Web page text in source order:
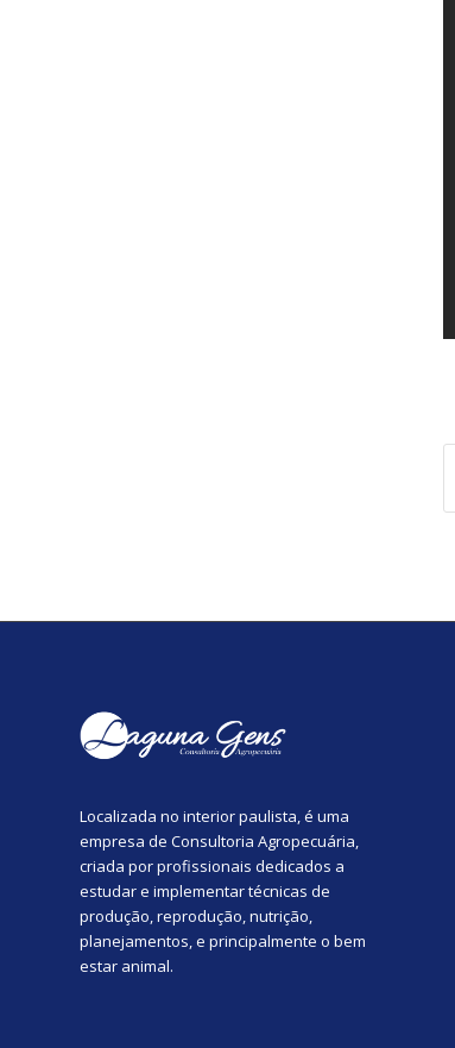
Localizada no interior paulista, é uma
empresa de Consultoria Agropecuária,
criada por profissionais dedicados a
estudar e implementar técnicas de
produção, reprodução, nutrição,
planejamentos, e principalmente o bem
estar animal.